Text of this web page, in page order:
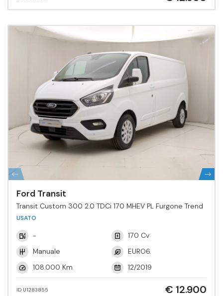
Ford Transit
Transit Custom 300 2.0 TDCi 170 MHEV PL Furgone Trend
USATO
-
170 Cv
Manuale
EURO6.
108.000 Km
12/2019
ID U1283855 € 12.900